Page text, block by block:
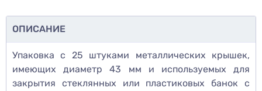
ОПИСАНИЕ
Упаковка с 25 штуками металлических крышек,
имеющих диаметр 43 мм и используемых для
закрытия стеклянных или пластиковых банок с